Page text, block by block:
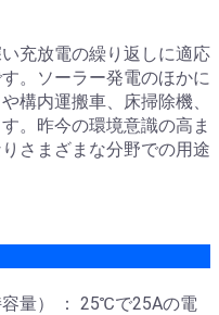
充放電の繰り返しに適応
。ソーラー発電のほかに
構内運搬車、床掃除機、
。昨今の環境意識の高ま
さまざまな分野での用途
量） ： 25℃で25Aの電